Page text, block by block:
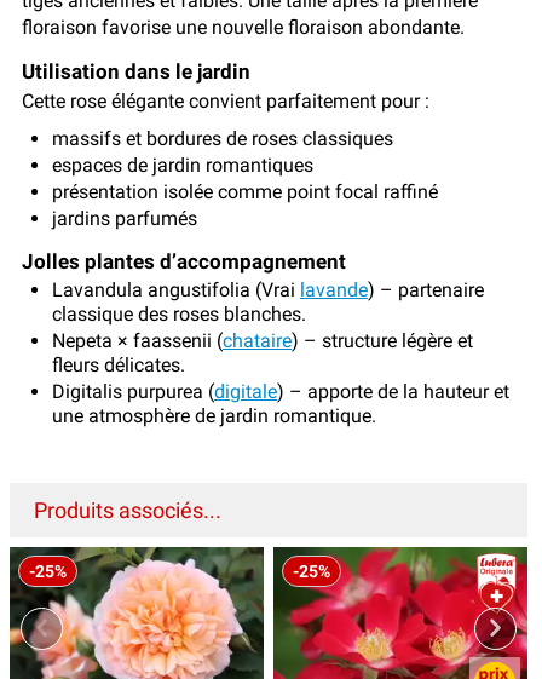
floraison favorise une nouvelle floraison abondante.
Utilisation dans le jardin
Cette rose élégante convient parfaitement pour :
massifs et bordures de roses classiques
espaces de jardin romantiques
présentation isolée comme point focal raffiné
jardins parfumés
Jolles plantes d’accompagnement
Lavandula angustifolia (Vrai lavande) – partenaire
classique des roses blanches.
Nepeta × faassenii (chataire) – structure légère et
fleurs délicates.
Digitalis purpurea (digitale) – apporte de la hauteur et
une atmosphère de jardin romantique.
Produits associés...
-25% -25%